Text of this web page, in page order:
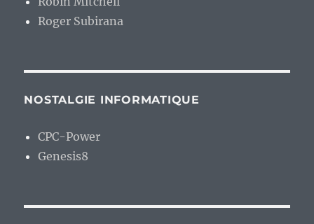
Roger Subirana
NOSTALGIE INFORMATIQUE
CPC-Power
Genesis8